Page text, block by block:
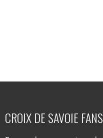
CROIX DE SAVOIE FANS